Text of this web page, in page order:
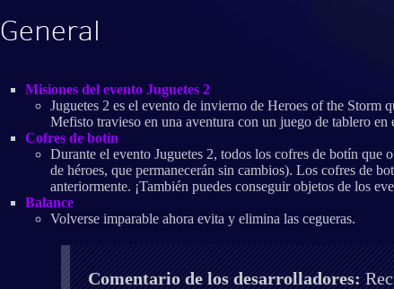
General
Misiones del evento Juguetes 2
Juguetes 2 es el evento de invierno de Heroes of the Storm
Mefisto travieso en una aventura con un juego de tablero
Cofres de botín
Durante el evento Juguetes 2, todos los cofres de botín que
de héroes, que permanecerán sin cambios). Los cofres de
anteriormente. ¡También puedes conseguir objetos de los
Balance
Volverse imparable ahora evita y elimina las cegueras.
Comentario de los desarrolladores: